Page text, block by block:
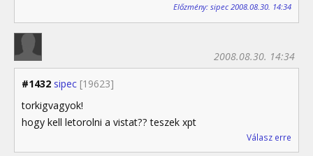
Előzmény: sipec 2008.08.30. 14:34
#1432 sipec [19623]
2008.08.30. 14:34
torkigvagyok!
hogy kell letorolni a vistat?? teszek xpt
Válasz erre